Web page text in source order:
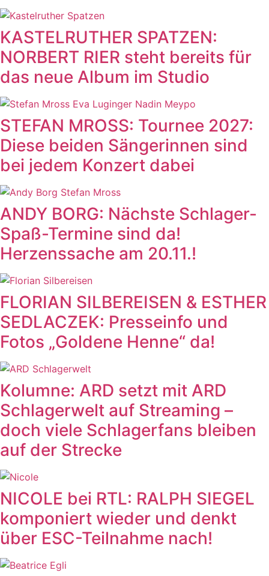
KASTELRUTHER SPATZEN:
NORBERT RIER steht bereits für
das neue Album im Studio
STEFAN MROSS: Tournee 2027:
Diese beiden Sängerinnen sind
bei jedem Konzert dabei
ANDY BORG: Nächste Schlager-
Spaß-Termine sind da!
Herzenssache am 20.11.!
FLORIAN SILBEREISEN & ESTHER
SEDLACZEK: Presseinfo und
Fotos „Goldene Henne“ da!
Kolumne: ARD setzt mit ARD
Schlagerwelt auf Streaming –
doch viele Schlagerfans bleiben
auf der Strecke
NICOLE bei RTL: RALPH SIEGEL
komponiert wieder und denkt
über ESC-Teilnahme nach!